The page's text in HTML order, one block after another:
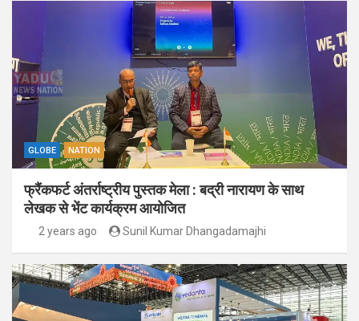
GLOBE NATION
फ्रैंकफर्ट अंतर्राष्ट्रीय पुस्तक मेला : बद्री नारायण के साथ
लेखक से भेंट कार्यक्रम आयोजित
2 years ago Sunil Kumar Dhangadamajhi